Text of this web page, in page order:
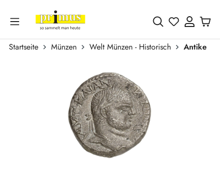
Zum Hauptinhalt springen
Du hast 0
Startseite Münzen Welt Münzen - Historisch
Antike